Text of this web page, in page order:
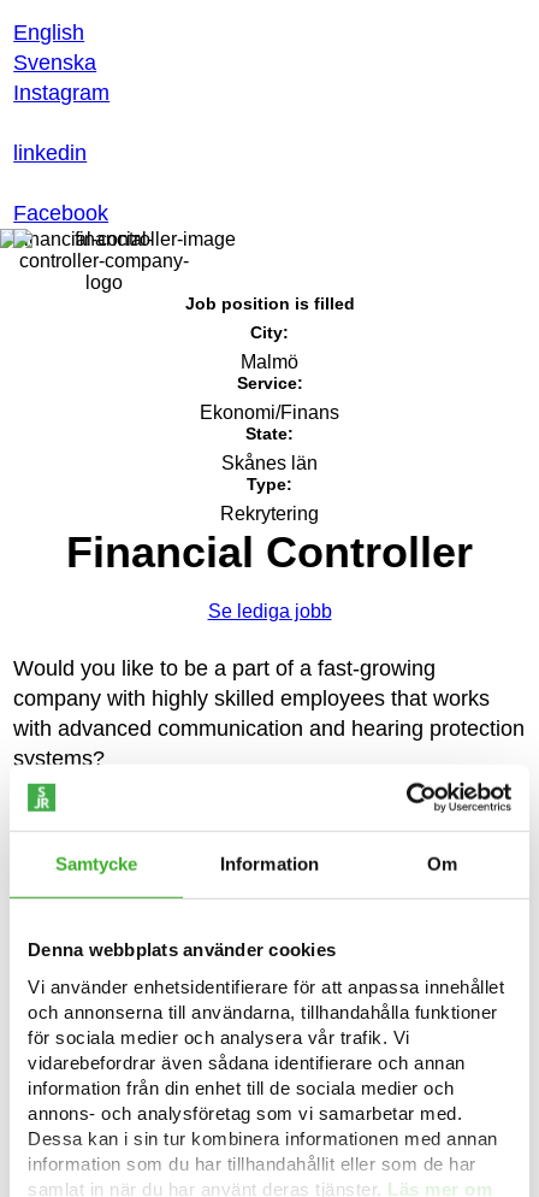
Samtycke Information Om
Denna webbplats använder cookies
Vi använder enhetsidentifierare för att anpassa innehållet
och annonserna till användarna, tillhandahålla funktioner
för sociala medier och analysera vår trafik. Vi
vidarebefordrar även sådana identifierare och annan
information från din enhet till de sociala medier och
annons- och analysföretag som vi samarbetar med.
Dessa kan i sin tur kombinera informationen med annan
information som du har tillhandahållit eller som de har
samlat in när du har använt deras tjänster. Läs mer om
English
Svenska
Instagram
linkedin
Facebook
Job position is filled
City:
Malmö
Service:
Ekonomi/Finans
State:
Skånes län
Type:
Rekrytering
Financial Controller
Se lediga jobb
Would you like to be a part of a fast-growing
company with highly skilled employees that works
with advanced communication and hearing protection
systems?
About the role
As Financial Controller at INVISIO, you will support
financial statements. You will be a part of the
accounting and reporting framework and
continuously work for increased profitability and
development of standard operation procedures and
system support. It will be a position that challenges
you and help you grow in your career together with
us, and you will report to the Finance Director but
interact on a regular basis with other controllers, both